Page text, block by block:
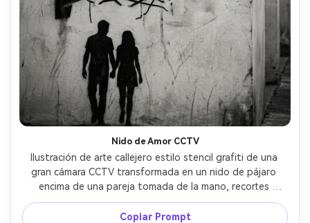
Nido de Amor CCTV
Ilustración de arte callejero estilo stencil grafiti de una
gran cámara CCTV transformada en un nido de pájaro
encima de una pareja tomada de la mano, recortes
monocromáticos en stencil, un acento amarillo cálido en
un solo huevo en el nido, muro de calle áspero con yeso
Copiar Prompt